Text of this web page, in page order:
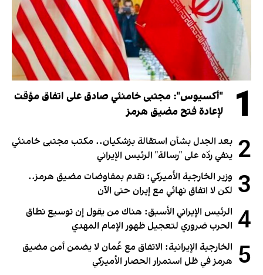
1
"أكسيوس": مجتبى خامنئي صادق على اتفاق مؤقت
لإعادة فتح مضيق هرمز
2 بعد الجدل بشأن استقالة بزشكيان.. مكتب مجتبى خامنئي
ينفي ردّه على "رسالة" الرئيس الإيراني
3 وزير الخارجية الأميركي: تقدم بمفاوضات مضيق هرمز..
لكن لا اتفاق نهائي مع إيران حتى الآن
4 الرئيس الإيراني الأسبق: هناك من يقول إن توسيع نطاق
الحرب ضروري لتعجيل ظهور الإمام المهدي
5 الخارجية الإيرانية: الاتفاق مع عُمان لا يضمن أمن مضيق
هرمز في ظل استمرار الحصار الأميركي